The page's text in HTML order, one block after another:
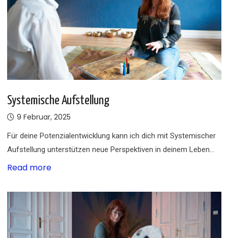
Systemische Aufstellung
9 Februar, 2025
Für deine Potenzialentwicklung kann ich dich mit Systemischer
Aufstellung unterstützen neue Perspektiven in deinem Leben…
Read more